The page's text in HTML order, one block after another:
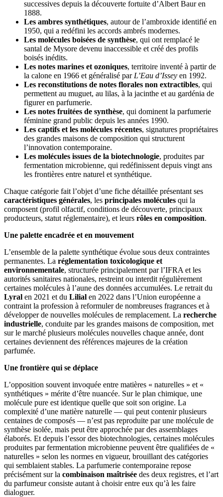
successives depuis la découverte fortuite d’Albert Baur en
1888.
Les ambres synthétiques, autour de l’ambroxide identifié en
1950, qui a redéfini les accords ambrés modernes.
Les molécules boisées de synthèse, qui ont remplacé le
santal de Mysore devenu inaccessible et créé des profils
boisés inédits.
Les notes marines et ozoniques, territoire inventé à partir de
la calone en 1966 et généralisé par L’Eau d’Issey en 1992.
Les reconstitutions de notes florales non extractibles, qui
permettent au muguet, au lilas, à la jacinthe et au gardénia de
figurer en parfumerie.
Les notes fruitées de synthèse, qui dominent la parfumerie
féminine grand public depuis les années 1990.
Les captifs et les molécules récentes, signatures propriétaires
des grandes maisons de composition qui structurent
l’innovation contemporaine.
Les molécules issues de la biotechnologie, produites par
fermentation microbienne, qui redéfinissent depuis vingt ans
les frontières entre naturel et synthétique.
Chaque catégorie fait l’objet d’une fiche détaillée présentant ses
caractéristiques générales, les principales molécules qui la
composent (profil olfactif, conditions de découverte, principaux
producteurs, statut réglementaire), et leurs rôles en composition.
Une palette encadrée et en mouvement
L’ensemble de la palette synthétique évolue sous deux contraintes
permanentes. La réglementation toxicologique et
environnementale, structurée principalement par l’IFRA et les
autorités sanitaires nationales, restreint ou interdit régulièrement
certaines molécules à l’aune des données accumulées. Le retrait du
Lyral en 2021 et du Lilial en 2022 dans l’Union européenne a
contraint la profession à reformuler de nombreuses fragrances et à
développer de nouvelles molécules de remplacement. La recherche
industrielle, conduite par les grandes maisons de composition, met
sur le marché plusieurs molécules nouvelles chaque année, dont
certaines deviennent des références majeures de la création
parfumée.
Une frontière qui se déplace
L’opposition souvent invoquée entre matières « naturelles » et «
synthétiques » mérite d’être nuancée. Sur le plan chimique, une
molécule pure est identique quelle que soit son origine. La
complexité d’une matière naturelle — qui peut contenir plusieurs
centaines de composés — n’est pas reproduite par une molécule de
synthèse isolée, mais peut être approchée par des assemblages
élaborés. Et depuis l’essor des biotechnologies, certaines molécules
produites par fermentation microbienne peuvent être qualifiées de «
naturelles » selon les normes en vigueur, brouillant des catégories
qui semblaient stables. La parfumerie contemporaine repose
précisément sur la combinaison maîtrisée des deux registres, et l’art
du parfumeur consiste autant à choisir entre eux qu’à les faire
dialoguer.